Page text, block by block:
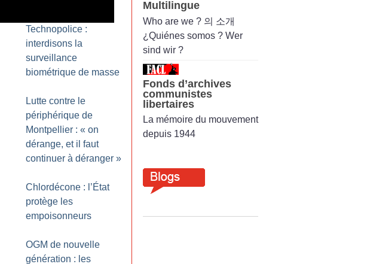
Technopolice :
interdisons la
surveillance
biométrique de masse
Lutte contre le
périphérique de
Montpellier : « on
dérange, et il faut
continuer à déranger »
Chlordécone : l’État
protège les
empoisonneurs
OGM de nouvelle
génération : les
Multilingue
Who are we ? 의 소개
¿Quiénes somos ? Wer
sind wir ?
Fonds d’archives
communistes
libertaires
La mémoire du mouvement
depuis 1944